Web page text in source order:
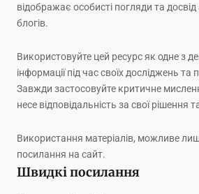
відображає особисті погляди та
блогів.
Використовуйте цей ресурс як одне з
інформації під час своїх досліджень
Завжди застосовуйте критичне
несе відповідальність за свої рішення та
Використання матеріалів, можливе
посилання на сайт.
Швидкі посилання